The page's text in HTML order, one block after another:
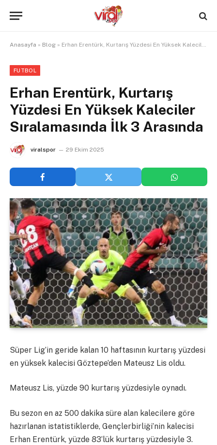
Anasayfa » Blog » Erhan Erentürk, Kurtarış Yüzdesi En Yüksek Kaleciler Sıralamasında İlk 3 Arasında
FUTBOL
Erhan Erentürk, Kurtarış
Yüzdesi En Yüksek Kaleciler
Sıralamasında İlk 3 Arasında
viralspor 29 Ekim 2025
Süper Lig’in geride kalan 10 haftasının kurtarış yüzdesi
en yüksek kalecisi Göztepe’den Mateusz Lis oldu.
Mateusz Lis, yüzde 90 kurtarış yüzdesiyle oynadı.
Bu sezon en az 500 dakika süre alan kalecilere göre
hazırlanan istatistiklerde, Gençlerbirliği’nin kalecisi
Erhan Erentürk, yüzde 83’lük kurtarış yüzdesiyle 3.